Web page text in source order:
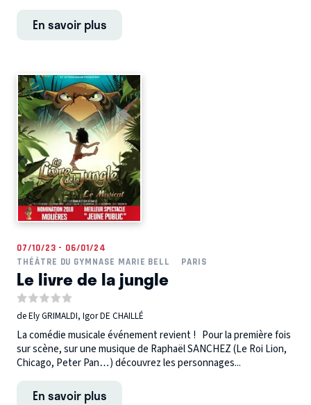
En savoir plus
07/10/23 - 06/01/24
THÉÂTRE DU GYMNASE MARIE BELL
PARIS
Le livre de la jungle
de Ely GRIMALDI, Igor DE CHAILLÉ
La comédie musicale événement revient ! Pour la première fois
sur scène, sur une musique de Raphaël SANCHEZ (Le Roi Lion,
Chicago, Peter Pan…) découvrez les personnages...
En savoir plus